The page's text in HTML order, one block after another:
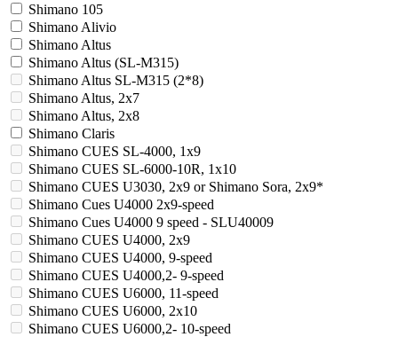
Shimano 105
Shimano Alivio
Shimano Altus
Shimano Altus (SL-M315)
Shimano Altus SL-M315 (2*8)
Shimano Altus, 2x7
Shimano Altus, 2x8
Shimano Claris
Shimano CUES SL-4000, 1x9
Shimano CUES SL-6000-10R, 1x10
Shimano CUES U3030, 2x9 or Shimano Sora, 2x9*
Shimano Cues U4000 2x9-speed
Shimano Cues U4000 9 speed - SLU40009
Shimano CUES U4000, 2x9
Shimano CUES U4000, 9-speed
Shimano CUES U4000,2- 9-speed
Shimano CUES U6000, 11-speed
Shimano CUES U6000, 2x10
Shimano CUES U6000,2- 10-speed